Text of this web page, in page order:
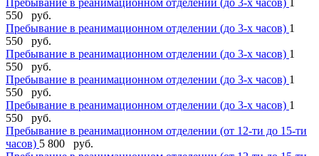
550 руб.
Пребывание в реанимационном отделении (до 3-х часов) 1
550 руб.
Пребывание в реанимационном отделении (до 3-х часов) 1
550 руб.
Пребывание в реанимационном отделении (до 3-х часов) 1
550 руб.
Пребывание в реанимационном отделении (до 3-х часов) 1
550 руб.
Пребывание в реанимационном отделении (от 12-ти до 15-ти
часов) 5 800 руб.